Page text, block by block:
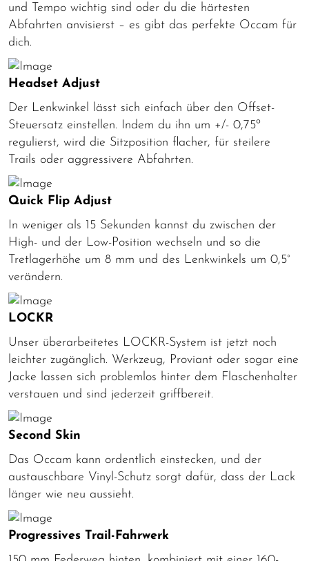
und Tempo wichtig sind oder du die härtesten
Abfahrten anvisierst – es gibt das perfekte Occam für
dich.
Headset Adjust
Der Lenkwinkel lässt sich einfach über den Offset-
Steuersatz einstellen. Indem du ihn um +/- 0,75º
regulierst, wird die Sitzposition flacher, für steilere
Trails oder aggressivere Abfahrten.
Quick Flip Adjust
In weniger als 15 Sekunden kannst du zwischen der
High- und der Low-Position wechseln und so die
Tretlagerhöhe um 8 mm und des Lenkwinkels um 0,5°
verändern.
LOCKR
Unser überarbeitetes LOCKR-System ist jetzt noch
leichter zugänglich. Werkzeug, Proviant oder sogar eine
Jacke lassen sich problemlos hinter dem Flaschenhalter
verstauen und sind jederzeit griffbereit.
Second Skin
Das Occam kann ordentlich einstecken, und der
austauschbare Vinyl-Schutz sorgt dafür, dass der Lack
länger wie neu aussieht.
Progressives Trail-Fahrwerk